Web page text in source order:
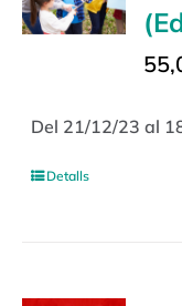
Del 21/12/23 al
Detalls